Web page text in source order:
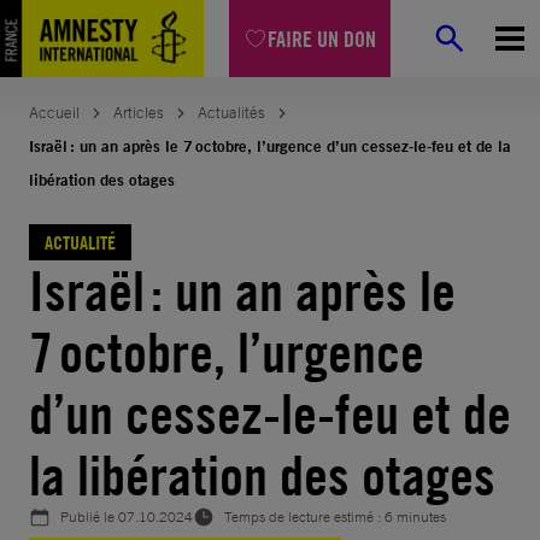
FAIRE UN DON
Aller
au
contenu
Accueil Articles
Actualités
Israël : un an après le 7 octobre, l’urgence d’un cessez-le-feu et de la
libération des otages
ACTUALITÉ
Israël : un an après le
7 octobre, l’urgence
d’un cessez-le-feu et de
la libération des otages
Publié le07.10.2024
Temps de lecture estimé : 6 minutes